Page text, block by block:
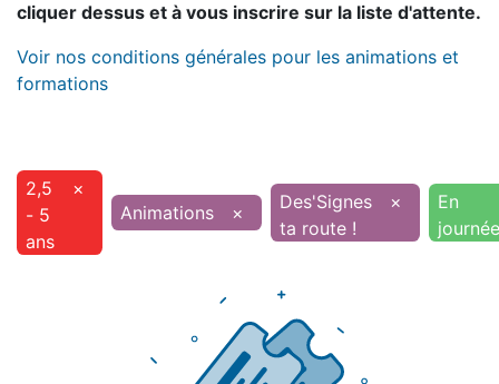
cliquer dessus et à vous inscrire sur la liste d'attente.
Voir nos conditions générales pour les animations et
formations
2,5
- 5
ans
×
Animations
×
Des'Signes
ta route !
×
En
journée